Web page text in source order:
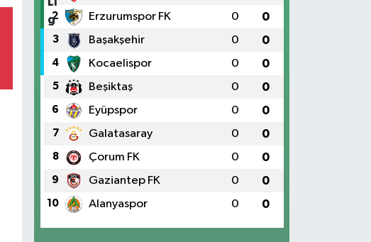
2 Erzurumspor FK 0 0
3 Başakşehir 0 0
4 Kocaelispor 0 0
5 Beşiktaş 0 0
6 Eyüpspor 0 0
7 Galatasaray 0 0
8 Çorum FK 0 0
9 Gaziantep FK 0 0
10 Alanyaspor 0 0